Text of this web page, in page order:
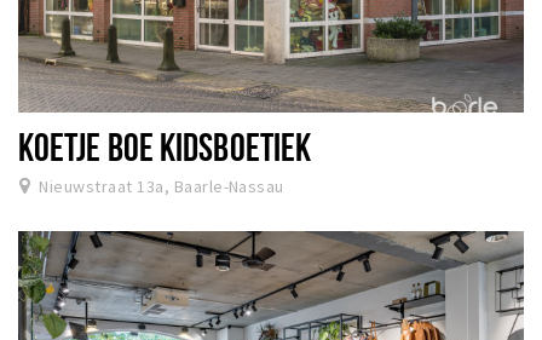
KOETJE BOE KIDSBOETIEK
Nieuwstraat 13a, Baarle-Nassau